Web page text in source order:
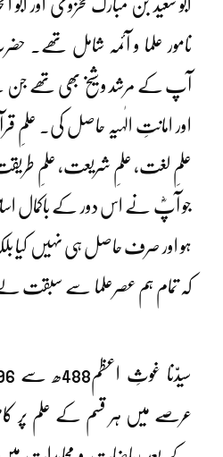
ابو سعید بن مبارک مخزومی اور ابو
نامور علما و آئمہ شامل تھے۔
آپ کے مرشد و شیخ بھی تھے
اور امانتِ الٰہیہ حاصل کی۔ علمِ
علمِ لغت، علمِ شریعت، علمِ طریقت
جو آپؓ نے اس دور کے باکمال
ہو اور صرف حاصل ہی نہیں کیا بلکہ
کہ تمام ہم عصرعلما سے سبقت
عرصے میں ہر قسم کے علم پر